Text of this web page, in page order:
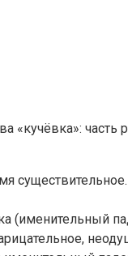
«кучёвка»: часть
существительное.
(именительный